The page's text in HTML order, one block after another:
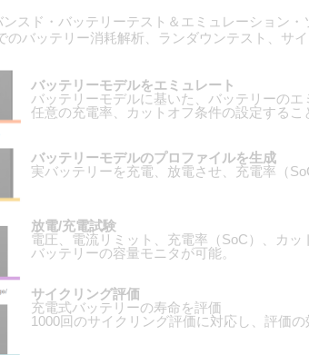
ンスド・バッテリーテスト＆エミュレーション
のバッテリー消耗解析、ランダウンテスト、サイ
バッテリーモデルをエミュレート
バッテリーモデルに基いた、バッテリーのエ
任意の充電率、カットオフ条件の設定するこ
バッテリーモデルのプロファイルを生成
実バッテリーを充電、放電させ、充電率（
放電/充電試験
電圧、電流リミット、充電率（SoC）、カ
バッテリーの容量モニタが可能。
サイクリング評価
充電式バッテリーの寿命を評価
1000回のサイクリング評価に対応し、評価の